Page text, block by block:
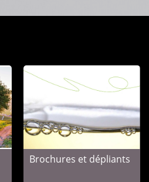
Brochures et dépliants